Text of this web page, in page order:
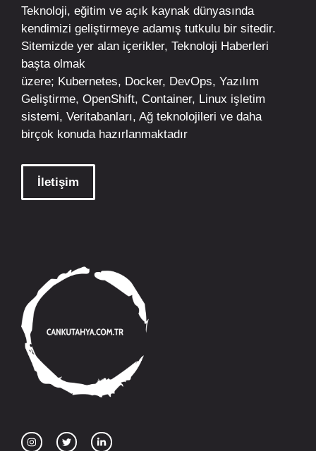
Teknoloji, eğitim ve açık kaynak dünyasında
kendimizi geliştirmeye adamış tutkulu bir sitedir.
Sitemizde yer alan içerikler, Teknoloji Haberleri
başta olmak
üzere; Kubernetes, Docker, DevOps, Yazılım
Geliştirme, OpenShift, Container, Linux işletim
sistemi, Veritabanları, Ağ teknolojileri ve daha
birçok konuda hazırlanmaktadır
İletişim